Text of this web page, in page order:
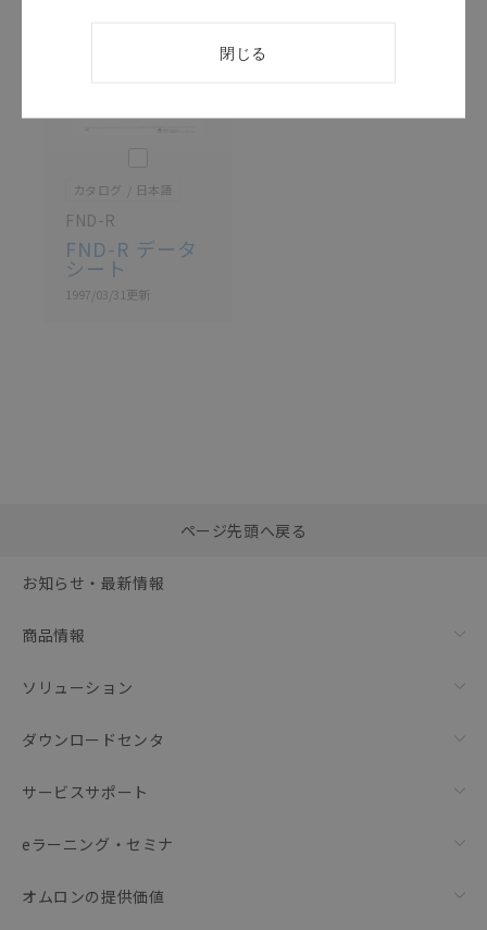
があります。改めて当サイトの掲載内容をご確認のう
え、ご用命下さいますようお願いいたします。
カタログ 日本語
FND-R
FND-R データ
シート
1997/03/31更新
括ダウンロード
ページ先頭へ戻る
お知らせ・最新情報
商品情報
ソリューション
ダウンロードセンタ
サービスサポート
eラーニング・セミナ
オムロンの提供価値
閉じる